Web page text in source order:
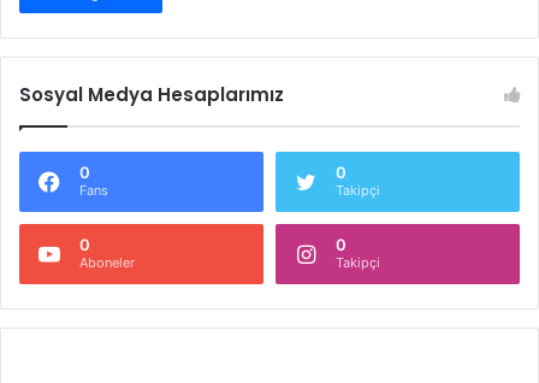
Sosyal Medya Hesaplarımız
0
Fans
0
Takipçi
0
Aboneler
0
Takipçi